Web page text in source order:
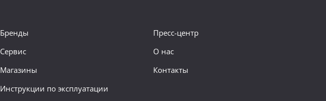
Бренды
Пресс-центр
Сервис
О нас
Магазины
Контакты
Инструкции по эксплуатации